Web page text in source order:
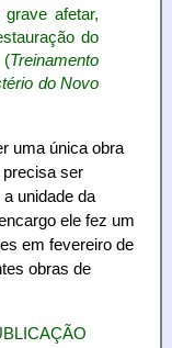
afetar,
do
(Treinamento
do Novo
uma única obra
precisa ser
unidade da
ele fez um
em fevereiro de
obras de